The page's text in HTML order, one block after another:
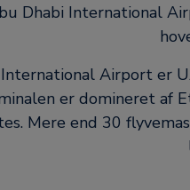
Dhabi International
Airport er
er domineret af
Mere end 30